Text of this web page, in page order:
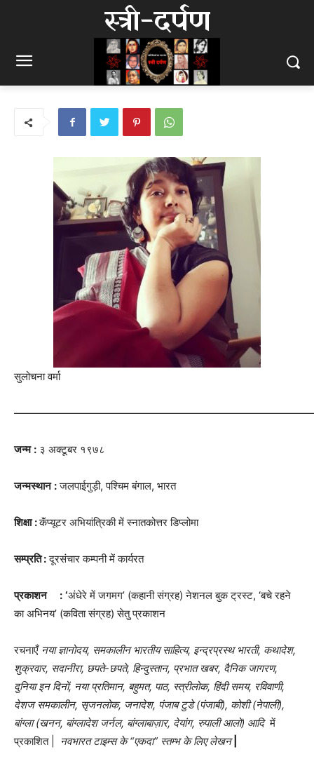
स्त्री-दर्पण
सुलोचना वर्मा
जन्म : ३ अक्टूबर १९७८
जन्मस्थान : जलपाईगुड़ी, पश्चिम बंगाल, भारत
शिक्षा :कॅंप्यूटर अभियांत्रिकी में स्नातकोत्तर डिप्लोमा
सम्प्रति: दूरसंचार कम्पनी में कार्यरत
प्रकाशन : ‘अंधेरे में जगमग’ (कहानी संग्रह) नेशनल बुक ट्रस्ट, ‘बचे रहने
का अभिनय’ (कविता संग्रह) सेतु प्रकाशन
रचनाएँ नया ज्ञानोदय, समकालीन भारतीय साहित्य, इन्द्रप्रस्थ भारती, कथादेश,
शुक्रवार, सदानीरा, छपते-छपते, हिन्दुस्तान, प्रभात खबर, दैनिक जागरण,
दुनिया इन दिनों, नया प्रतिमान, बहुमत, पाठ, स्त्रीलोक, हिंदी समय, रविवाणी,
देशज समकालीन, सृजनलोक, जनादेश, पंजाब टुडे (पंजाबी), कोशी (नेपाली),
बांग्ला (खनन, बांग्लादेश जर्नल, बांग्लाबाज़ार, देयांग, रुपाली आलो) आदिमें
प्रकाशित |
नवभारत टाइम्स के “एकदा” स्तम्भ के लिए लेखन|